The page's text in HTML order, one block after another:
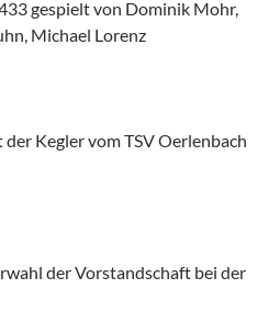
gespielt von Dominik Mohr,
Michael Lorenz
Kegler vom TSV Oerlenbach
der Vorstandschaft bei der